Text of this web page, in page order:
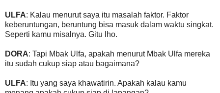
ULFA: Kalau menurut saya itu masalah faktor. Faktor
keberuntungan, beruntung bisa masuk dalam waktu singkat.
Seperti kamu misalnya. Gitu lho.
DORA: Tapi Mbak Ulfa, apakah menurut Mbak Ulfa mereka
itu sudah cukup siap atau bagaimana?
ULFA: Itu yang saya khawatirin. Apakah kalau kamu